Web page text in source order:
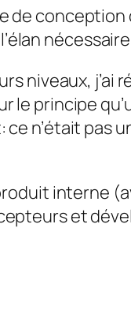
de conception
niveaux, j’ai
le principe
n’était pas
interne
et